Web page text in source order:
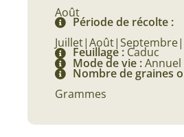
Août
Période de récolte :
Feuillage : Caduc
Mode de vie :Annuel
Nombre de graines
Grammes